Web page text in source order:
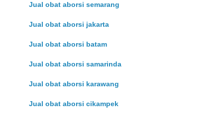
Jual obat aborsi semarang
Jual obat aborsi jakarta
Jual obat aborsi batam
Jual obat aborsi samarinda
Jual obat aborsi karawang
Jual obat aborsi cikampek